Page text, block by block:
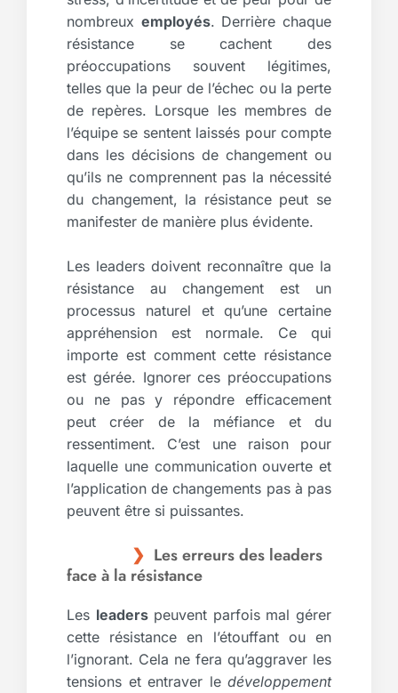
nombreux employés. Derrière chaque
résistance se cachent des
préoccupations souvent légitimes,
telles que la peur de l’échec ou la perte
de repères. Lorsque les membres de
l’équipe se sentent laissés pour compte
dans les décisions de changement ou
qu’ils ne comprennent pas la nécessité
du changement, la résistance peut se
manifester de manière plus évidente.
Les leaders doivent reconnaître que la
résistance au changement est un
processus naturel et qu’une certaine
appréhension est normale. Ce qui
importe est comment cette résistance
est gérée. Ignorer ces préoccupations
ou ne pas y répondre efficacement
peut créer de la méfiance et du
ressentiment. C’est une raison pour
laquelle une communication ouverte et
l’application de changements pas à pas
peuvent être si puissantes.
Les erreurs des leaders
face à la résistance
Les leaderspeuvent parfois mal gérer
cette résistance en l’étouffant ou en
l’ignorant. Cela ne fera qu’aggraver les
tensions et entraver le développement